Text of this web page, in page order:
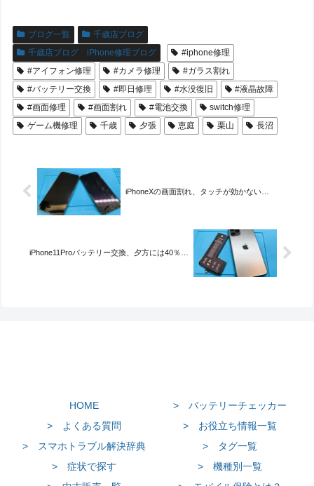
ブログ一覧
千歳店ブログ
千歳店ブログ iPhone修理ブログ
#iphone修理
#アイフォン修理
#カメラ修理
#ガラス割れ
#バッテリー交換
#即日修理 #水没復旧
#液晶故障
#画面修理
#画面割れ #電池交換
switch修理
ゲーム機修理
千歳 夕張 恵庭 栗山 長沼
iPhoneXの画面割れ、タッチが効かない…
iPhone11Proバッテリー交換、夕方には40％…
HOME
> バッテリーチェッカー
> よくある質問
> お役立ち情報一覧
> スマホトラブル解決辞典
> タグ一覧
> 症状で探す
> 機種別一覧